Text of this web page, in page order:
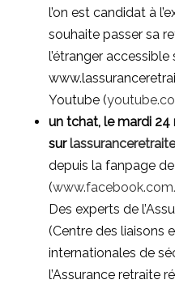
l’on est candidat à
souhaite passer sa
l’étranger accessible
Youtube (
un tchat, le mardi 24
sur
depuis la fanpage de
(
Des experts de
(Centre des liaisons
internationales de
l’Assurance retraite